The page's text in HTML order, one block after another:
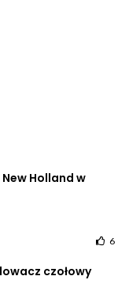
Holland w
6
czołowy